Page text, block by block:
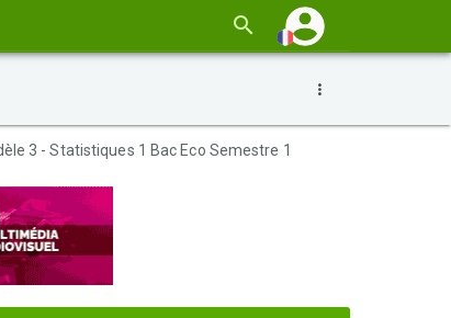
3 - Statistiques 1 Bac Eco Semestre 1